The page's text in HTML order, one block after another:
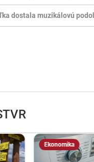
dostala muzikálovú
Ekonomika